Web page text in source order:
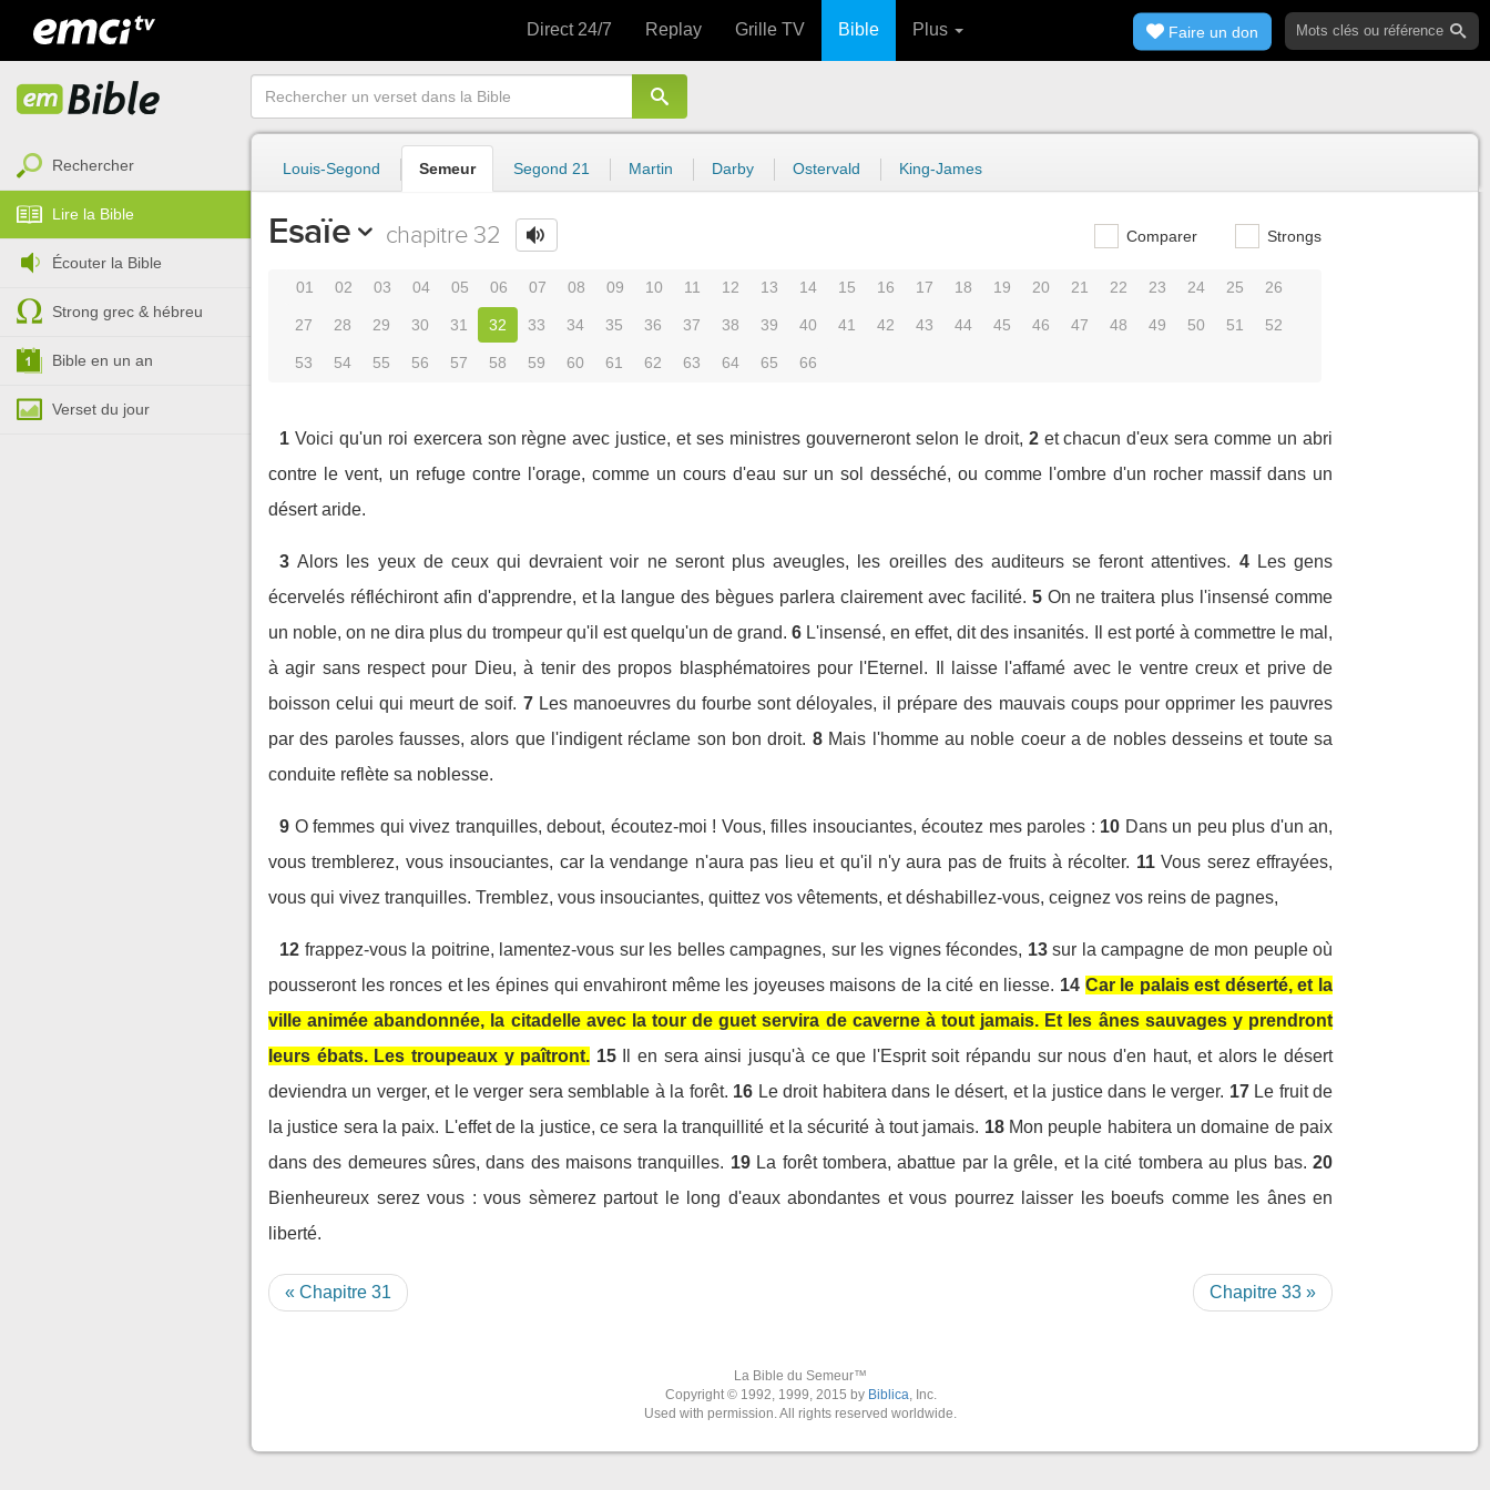
Direct 24/7 Replay Grille TV Bible Plus Faire un don
Rechercher
Lire la Bible
Écouter la Bible
Strong grec & hébreu
Bible en un an
Verset du jour
Louis-Segond Semeur Segond 21 Martin Darby Ostervald King-James
Esaïe chapitre 32 Comparer Strongs
01 02 03 04 05 06 07 08 09 10 11 12 13 14 15 16 17 18 19 20 21 22 23 24 25 26
27 28 29 30 31 32 33 34 35 36 37 38 39 40 41 42 43 44 45 46 47 48 49 50 51 52
53 54 55 56 57 58 59 60 61 62 63 64 65 66
1 Voici qu'un roi exercera son règne avec justice, et ses ministres gouverneront selon le droit, 2 et chacun d'eux sera comme un abri
contre le vent, un refuge contre l'orage, comme un cours d'eau sur un sol desséché, ou comme l'ombre d'un rocher massif dans un
désert aride.
3 Alors les yeux de ceux qui devraient voir ne seront plus aveugles, les oreilles des auditeurs se feront attentives. 4
Les gens
écervelés réfléchiront afin d'apprendre, et la langue des bègues parlera clairement avec facilité. 5 On ne traitera plus l'insensé comme
un noble, on ne dira plus du trompeur qu'il est quelqu'un de grand. 6 L'insensé, en effet, dit des insanités. Il est porté à commettre le mal,
à agir sans respect pour Dieu, à tenir des propos blasphématoires pour l'Eternel. Il laisse l'affamé avec le ventre creux et prive de
boisson celui qui meurt de soif. 7 Les manoeuvres du fourbe sont déloyales, il prépare des mauvais coups pour opprimer les pauvres
par des paroles fausses, alors que l'indigent réclame son bon droit. 8 Mais l'homme au noble coeur a de nobles desseins et toute sa
conduite reflète sa noblesse.
9 O femmes qui vivez tranquilles, debout, écoutez-moi ! Vous, filles insouciantes, écoutez mes paroles : 10 Dans un peu plus d'un an,
vous tremblerez, vous insouciantes, car la vendange n'aura pas lieu et qu'il n'y aura pas de fruits à récolter. 11 Vous serez effrayées,
vous qui vivez tranquilles. Tremblez, vous insouciantes, quittez vos vêtements, et déshabillez-vous, ceignez vos reins de pagnes,
12 frappez-vous la poitrine, lamentez-vous sur les belles campagnes, sur les vignes fécondes, 13 sur la campagne de mon peuple où
pousseront les ronces et les épines qui envahiront même les joyeuses maisons de la cité en liesse. 14 Car le palais est déserté, et la
ville animée abandonnée, la citadelle avec la tour de guet servira de caverne à tout jamais. Et les ânes sauvages y prendront
leurs ébats. Les troupeaux y paîtront. 15
Il en sera ainsi jusqu'à ce que l'Esprit soit répandu sur nous d'en haut, et alors le désert
deviendra un verger, et le verger sera semblable à la forêt. 16 Le droit habitera dans le désert, et la justice dans le verger. 17 Le fruit de
la justice sera la paix. L'effet de la justice, ce sera la tranquillité et la sécurité à tout jamais. 18 Mon peuple habitera un domaine de paix
dans des demeures sûres, dans des maisons tranquilles. 19 La forêt tombera, abattue par la grêle, et la cité tombera au plus bas. 20
Bienheureux serez vous : vous sèmerez partout le long d'eaux abondantes et vous pourrez laisser les boeufs comme les ânes en
liberté.
« Chapitre 31 Chapitre 33 »
La Bible du Semeur™
Copyright © 1992, 1999, 2015 by Biblica, Inc.
Used with permission. All rights reserved worldwide.